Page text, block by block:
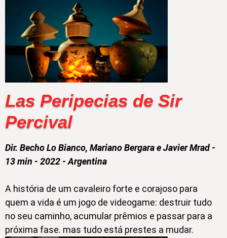
Las Peripecias de Sir
Percival
Dir. Becho Lo Bianco, Mariano Bergara e Javier Mrad -
13 min - 2022 - Argentina
A história de um cavaleiro forte e corajoso para
quem a vida é um jogo de videogame: destruir tudo
no seu caminho, acumular prêmios e passar para a
próxima fase. mas tudo está prestes a mudar.